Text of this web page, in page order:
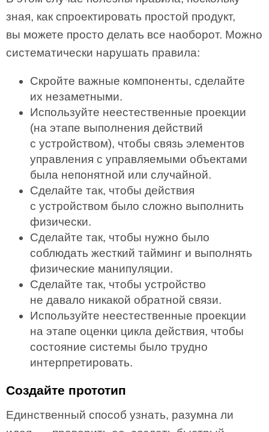
зная, как спроектировать простой продукт,
вы можете просто делать все наоборот. Можно
систематически нарушать правила:
Скройте важные компоненты, сделайте
их незаметными.
Используйте неестественные проекции
(на этапе выполнения действий
с устройством), чтобы связь элементов
управления с управляемыми объектами
была непонятной или случайной.
Сделайте так, чтобы действия
с устройством было сложно выполнить
физически.
Сделайте так, чтобы нужно было
соблюдать жесткий тайминг и выполнять
физические манипуляции.
Сделайте так, чтобы устройство
не давало никакой обратной связи.
Используйте неестественные проекции
на этапе оценки цикла действия, чтобы
состояние системы было трудно
интерпретировать.
Создайте прототип
Единственный способ узнать, разумна ли